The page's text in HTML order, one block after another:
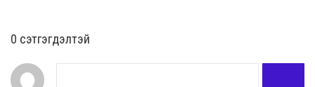
0 cэтгэгдэлтэй